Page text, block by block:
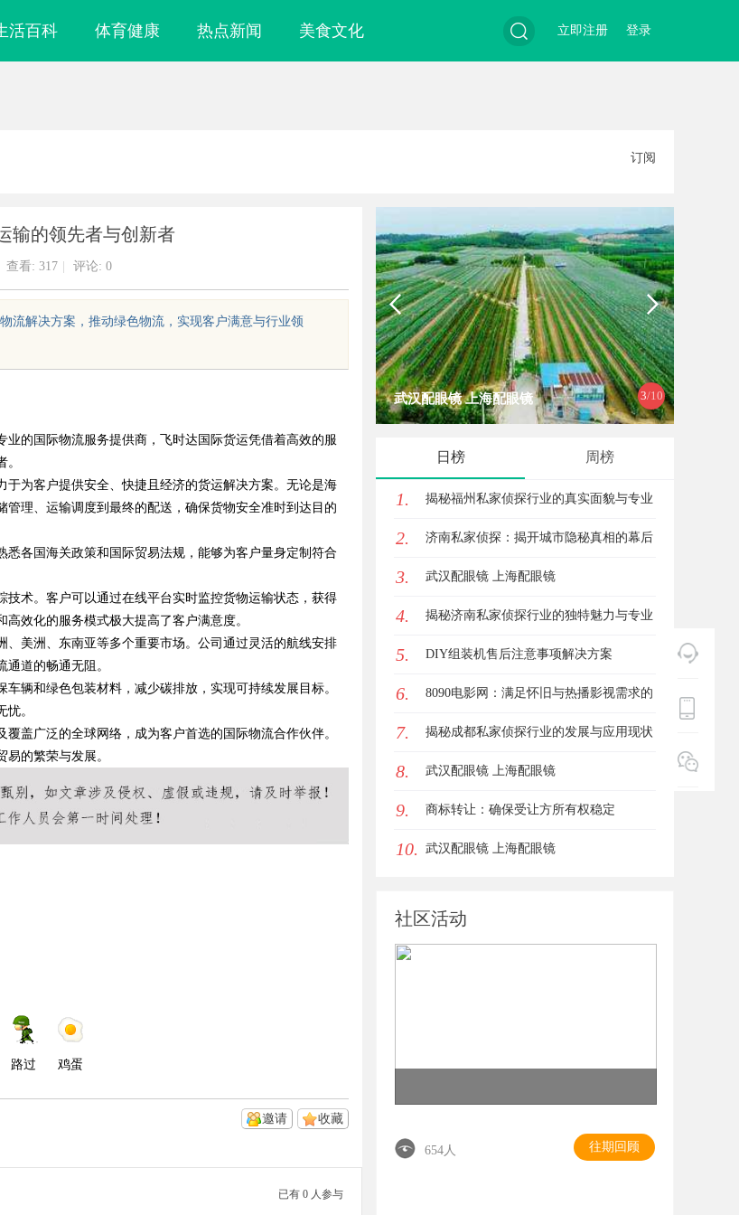
活百科 体育健康 热点新闻 美食文化 登录
立即注册
订阅
输的领先者与创新者
查看: 317 评论: 0
流解决方案，推动绿色物流，实现客户满意与行业领
的国际物流服务提供商，飞时达国际货运凭借着高效的服
于为客户提供安全、快捷且经济的货运解决方案。无论是海
理、运输调度到最终的配送，确保货物安全准时到达目的
各国海关政策和国际贸易法规，能够为客户量身定制符合
技术。客户可以通过在线平台实时监控货物运输状态，获得
效化的服务模式极大提高了客户满意度。
美洲、东南亚等多个重要市场。公司通过灵活的航线安排
道的畅通无阻。
辆和绿色包装材料，减少碳排放，实现可持续发展目标。
。
盖广泛的全球网络，成为客户首选的国际物流合作伙伴。
的繁荣与发展。
路过 鸡蛋
收藏
邀请
已有 0 人参与
3/10
武汉配眼镜 上海配眼镜
日榜 周榜
1. 揭秘福州私家侦探行业的真实面貌与专业
服务
2. 济南私家侦探：揭开城市隐秘真相的幕后
英雄
3. 武汉配眼镜 上海配眼镜
4. 揭秘济南私家侦探行业的独特魅力与专业
服务
5. DIY组装机售后注意事项解决方案
6. 8090电影网：满足怀旧与热播影视需求的
理想平台
7. 揭秘成都私家侦探行业的发展与应用现状
全解析
8. 武汉配眼镜 上海配眼镜
9. 商标转让：确保受让方所有权稳定
10. 武汉配眼镜 上海配眼镜
社区活动
654人 往期回顾